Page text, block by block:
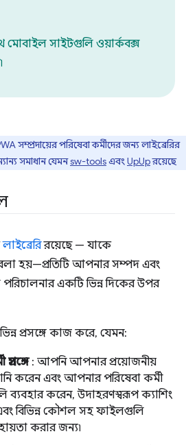
মোবাইল সাইটগুলি ওয়ার্কবক্স
সম্প্রদায়ের পরিষেবা কর্মীদের জন্য লাইব্রেরির
সমাধান যেমনsw-toolsএবংUpUpরয়েছে
লাইব্রেরিরয়েছে — যাকে
হয়—প্রতিটি আপনার সম্পদ এবং
একটি ভিন্ন দিকের উপর
প্রসঙ্গে কাজ করে, যেমন:
: আপনি আপনার প্রয়োজনীয়
করেন এবং আপনার পরিষেবা কর্মী
করেন, উদাহরণস্বরূপ ক্যাশিং
বিভিন্ন কৌশল সহ ফাইলগুলি
করার জন্য৷